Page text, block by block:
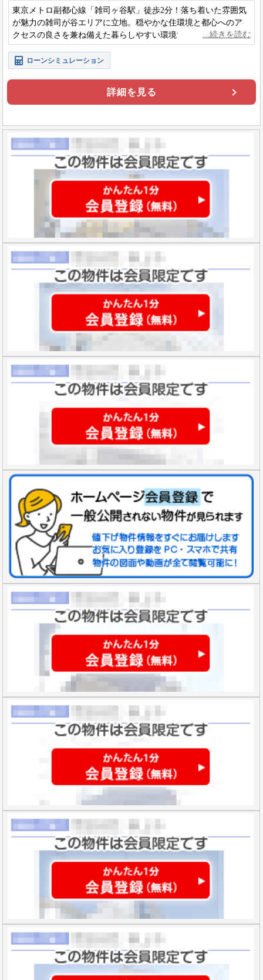
東京メトロ副都心線「雑司ヶ谷駅」徒歩2分！落ち着いた雰囲気
が魅力の雑司が谷エリアに立地。穏やかな住環境と都心へのア
クセスの良さを兼ね備えた暮らしやすい環境です。
ローンシミュレーション
詳細を見る